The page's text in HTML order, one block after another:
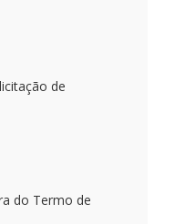
de
do Termo de